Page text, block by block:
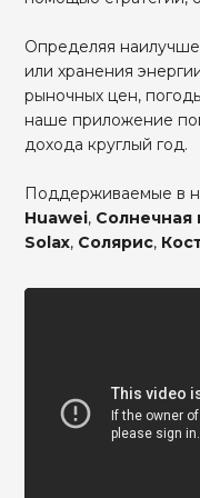
Определяя
или хранения
рыночных цен,
наше приложение
дохода круглый год.
Поддерживаемые в
Huawei, Солнечная
Solax, Солярис,